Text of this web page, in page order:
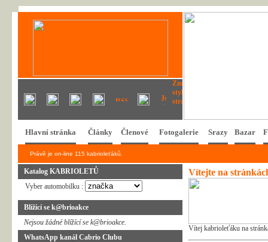
Hlavní stránka Články Členové Fotogalerie Srazy Bazar
Právě je on-line 115 kabrioleťáků.
Katalog KABRIOLETŮ
Vyber automobilku :
Blížící se k@brioakce
Nejsou žádné blížící se k@brioakce.
WhatsApp kanál Cabrio Clubu
Vítejte na
Vítej kabrioleťáku na